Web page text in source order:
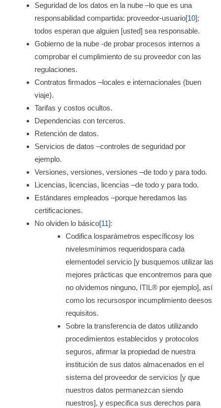
Seguridad de los datos en la nube –lo que es una
responsabilidad compartida: proveedor-usuario[10];
todos esperan que alguien [usted] sea responsable.
Gobierno de la nube -de probar procesos internos a
comprobar el cumplimiento de su proveedor con las
regulaciones.
Contratos firmados –locales e internacionales (buen
viaje).
Tarifas y costos ocultos.
Dependencias con terceros.
Retención de datos.
Servicios de datos –controles de seguridad por
ejemplo.
Versiones, versiones, versiones –de todo y para todo.
Licencias, licencias, licencias –de todo y para todo.
Estándares empleados –porque heredamos las
certificaciones.
No olviden lo básico[11]:
Codifica losparámetros específicosy los
nivelesmínimos requeridospara cada
elementodel servicio [y busquemos utilizar las
mejores prácticas que encontremos para que
no olvidemos ninguno, ITIL® por ejemplo], así
como los recursospor incumplimiento deesos
requisitos.
Sobre la transferencia de datos utilizando
procedimientos establecidos y protocolos
seguros, afirmar la propiedad de nuestra
institución de sus datos almacenados en el
sistema del proveedor de servicios [y que
nuestros datos permanezcan siendo
nuestros], y especifica sus derechos para